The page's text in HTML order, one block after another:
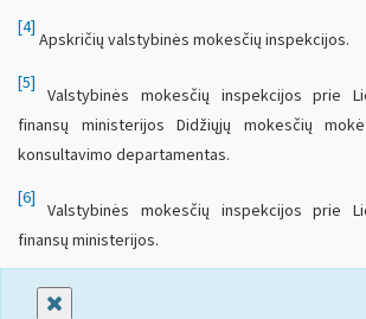
[4]
Apskričių valstybinės mokesčių inspekcijos.
[5]
Valstybinės mokesčių inspekcijos prie
finansų ministerijos Didžiųjų mokesčių
konsultavimo departamentas.
[6]
Valstybinės mokesčių inspekcijos prie
finansų ministerijos.